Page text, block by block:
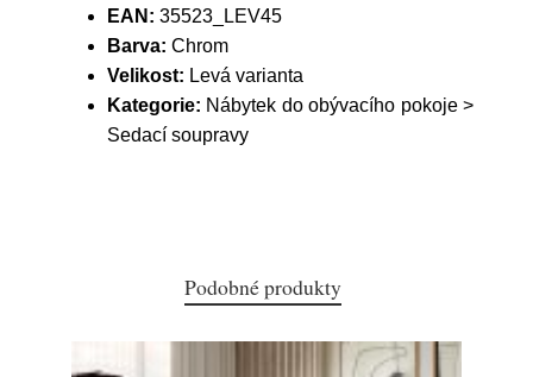
EAN: 35523_LEV45
Barva: Chrom
Velikost: Levá varianta
Kategorie: Nábytek do obývacího pokoje >
Sedací soupravy
Podobné produkty